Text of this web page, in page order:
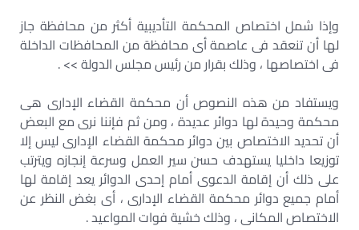
وإذا شمل اختصاص المحكمة التأديبية أكثر من محافظة جاز
لها أن تنعقد فى عاصمة أى محافظة من المحافظات الداخلة
فى اختصاصها ، وذلك بقرار من رئيس مجلس الدولة >> .
ويستفاد من هذه النصوص أن محكمة القضاء الإدارى هى
محكمة وحيدة لها دوائر عديدة ، ومن ثم فإننا نرى مع البعض
أن تحديد الاختصاص بين دوائر محكمة القضاء الإدارى ليس إلا
توزيعا داخليا يستهدف حسن سير العمل وسرعة إنجازه ويترتب
على ذلك أن إقامة الدعوى أمام إحدى الدوائر يعد إقامة لها
أمام جميع دوائر محكمة القضاء الإدارى ، أى بغض النظر عن
الاختصاص المكانى ، وذلك خشية فوات المواعيد .